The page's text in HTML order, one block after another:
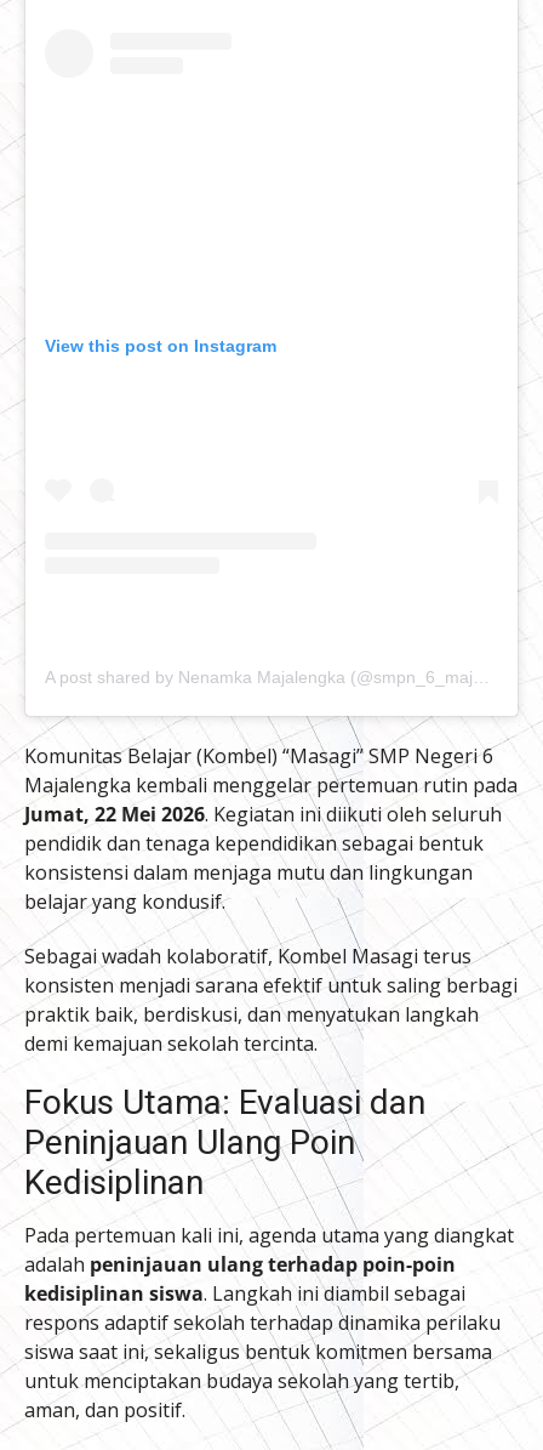
View this post on Instagram
Komunitas Belajar (Kombel) “Masagi” SMP Negeri 6
Majalengka kembali menggelar pertemuan rutin pada
Jumat, 22 Mei 2026. Kegiatan ini diikuti oleh seluruh
pendidik dan tenaga kependidikan sebagai bentuk
konsistensi dalam menjaga mutu dan lingkungan
belajar yang kondusif.
Sebagai wadah kolaboratif, Kombel Masagi terus
konsisten menjadi sarana efektif untuk saling berbagi
praktik baik, berdiskusi, dan menyatukan langkah
demi kemajuan sekolah tercinta.
Fokus Utama: Evaluasi dan
Peninjauan Ulang Poin
Kedisiplinan
Pada pertemuan kali ini, agenda utama yang diangkat
adalah peninjauan ulang terhadap poin-poin
kedisiplinan siswa. Langkah ini diambil sebagai
respons adaptif sekolah terhadap dinamika perilaku
siswa saat ini, sekaligus bentuk komitmen bersama
untuk menciptakan budaya sekolah yang tertib,
aman, dan positif.